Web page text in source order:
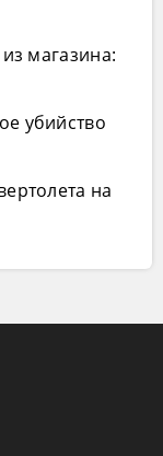
магазина:
убийство
на